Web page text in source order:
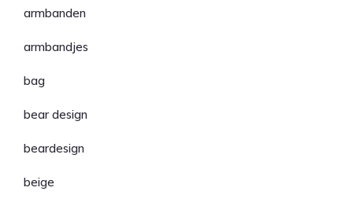
armbanden
armbandjes
bag
bear design
beardesign
beige